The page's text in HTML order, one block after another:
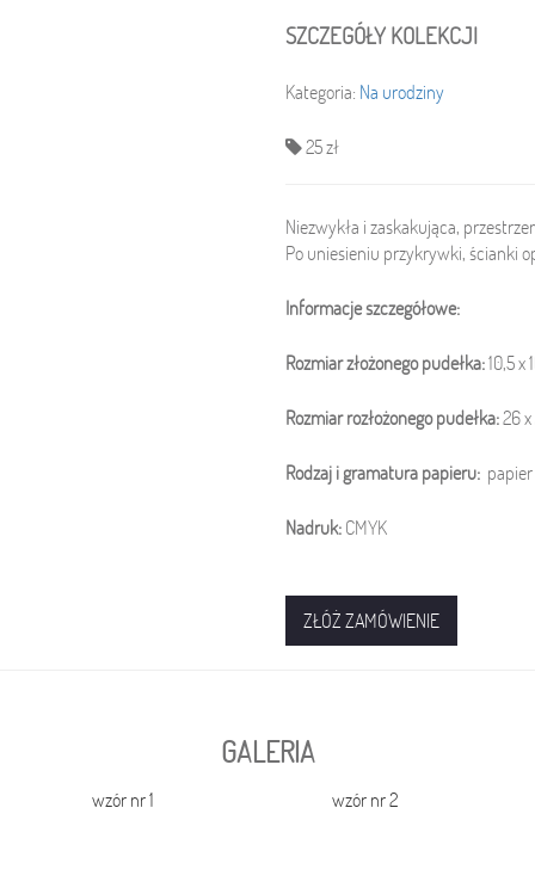
SZCZEGÓŁY KOLEKCJI
Kategoria: Na urodziny
25 zł
Niezwykła i zaskakująca,
Po uniesieniu przykrywki, ścianki
Informacje szczegółowe:
Rozmiar złożonego pudełka:10,5 x
Rozmiar rozłożonego pudełka:26
Rodzaj i gramatura papieru:
Nadruk: CMYK
ZŁÓŻ ZAMÓWIENIE
GALERIA
wzór nr 1 wzór nr 2